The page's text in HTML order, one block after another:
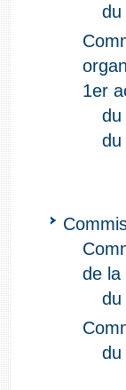
du
1er
du
du
de la
du
du